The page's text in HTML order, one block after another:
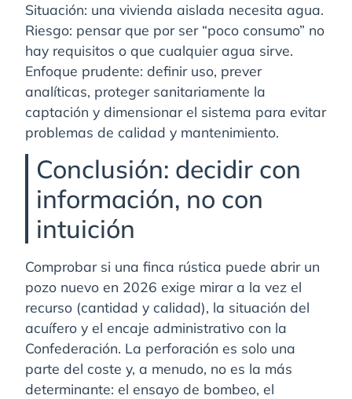
Situación: una vivienda aislada necesita agua.
Riesgo: pensar que por ser “poco consumo” no
hay requisitos o que cualquier agua sirve.
Enfoque prudente: definir uso, prever
analíticas, proteger sanitariamente la
captación y dimensionar el sistema para evitar
problemas de calidad y mantenimiento.
Conclusión: decidir con
información, no con
intuición
Comprobar si una finca rústica puede abrir un
pozo nuevo en 2026 exige mirar a la vez el
recurso (cantidad y calidad), la situación del
acuífero y el encaje administrativo con la
Confederación. La perforación es solo una
parte del coste y, a menudo, no es la más
determinante: el ensayo de bombeo, el